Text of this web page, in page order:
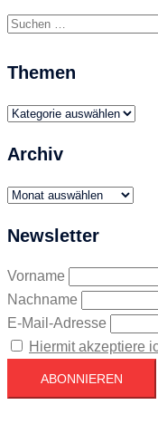
Suchen
nach:
Themen
Themen
Archiv
Archiv
Newsletter
Vorname
Nachname
E-Mail-Adresse
Hiermit akzeptiere